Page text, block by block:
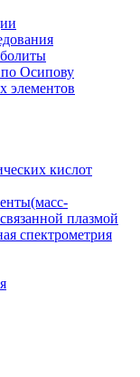
Осипову
элементов
кислот
плазмой
спектрометрия